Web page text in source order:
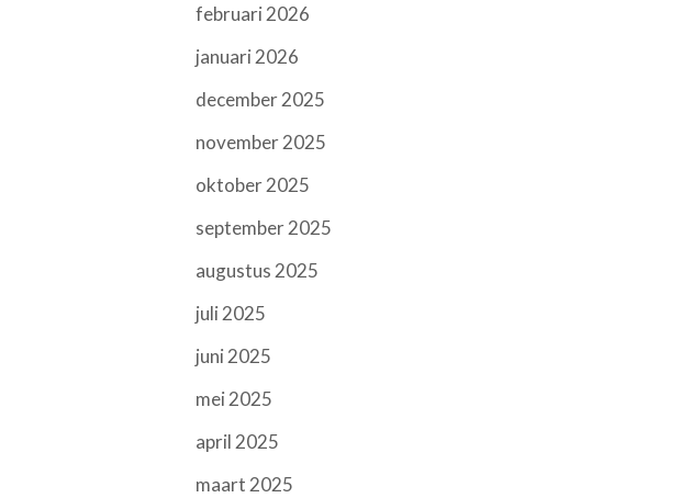
februari 2026
januari 2026
december 2025
november 2025
oktober 2025
september 2025
augustus 2025
juli 2025
juni 2025
mei 2025
april 2025
maart 2025